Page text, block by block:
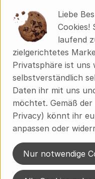
Bauckhof GmbH
D 29525 Uelzen
Auf dem Bauckhof
Ursprungsbetrieb der
einem der ältesten
Deutschlands, zeigen
Landwirtschaft,
Handwerk möglich sind.
Ob Fernsehen, Radio
Transparenz,
Liebe
Cookies!
laufend
zielgerichtetes
Privatsphäre ist uns
selbstverständlich
Daten ihr mit uns
möchtet. Gemäß der
Privacy) könnt ihr
anpassen oder
Nur notwendige